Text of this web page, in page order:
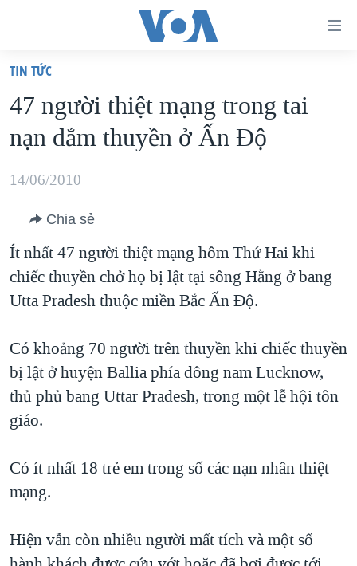
truy
cập
Tới
dung
chính
điều
hướng
chính
tới
"Tìm"
VIỆT NAM
HOA KỲ
BIỂN ĐÔNG
BLOG
DIỄN ĐÀN
MỤC
VẠCH TRẦN TIN GIẢ
NGƯỜI VIỆT HẢI NGOẠI
ĐỜI SỐNG
KHOA HỌC
SỨC KHOẺ
THỂ THAO
CHIẾN TRANH THƯƠNG MẠI CỦA MỸ: QUÁ KHỨ VÀ HIỆN
HÀNH TRÌNH BẦU CỬ 2024
MỘT NĂM CHIẾN TRANH TẠI DẢI GAZA
NGÀY TỊ NẠN THẾ GIỚI
TRỊNH VĨNH BÌNH - NGƯỜI HẠ 'BÊN THẮNG CUỘC'
GROUND ZERO – XƯA VÀ NAY
CHI PHÍ CHIẾN TRANH AFGHANISTAN
HỌC TIẾNG ANH
VIDEO
NGHE
TIN TỨC
47 người thiệt mạng trong tai
nạn đắm thuyền ở Ấn Độ
14/06/2010
Chia sẻ
Ít nhất 47 người thiệt mạng hôm Thứ Hai khi
chiếc thuyền chở họ bị lật tại sông Hằng ở bang
Utta Pradesh thuộc miền Bắc Ấn Độ.
Có khoảng 70 người trên thuyền khi chiếc thuyền
bị lật ở huyện Ballia phía đông nam Lucknow,
thủ phủ bang Uttar Pradesh, trong một lễ hội tôn
giáo.
Có ít nhất 18 trẻ em trong số các nạn nhân thiệt
mạng.
Hiện vẫn còn nhiều người mất tích và một số